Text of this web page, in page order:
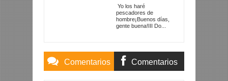
hombre
Yo los haré
pescadores de
hombre¡Buenos días,
gente buena!III Do...
Comentarios Comentarios